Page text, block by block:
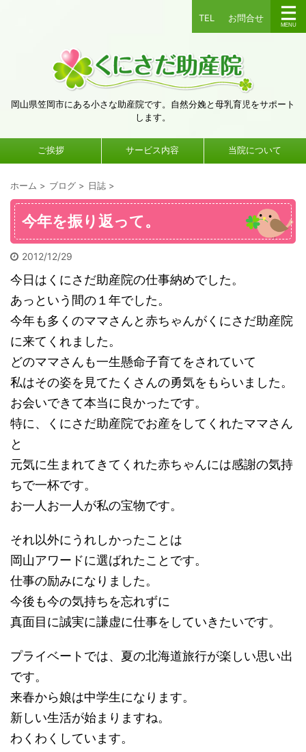
TEL お問合せ
岡山県笠岡市にある小さな助産院です。自然分娩と母乳育児をサポート
します。
ご挨拶 サービス内容 当院について
ホーム > ブログ > 日誌 >
今年を振り返って。
2012/12/29
今日はくにさだ助産院の仕事納めでした。
あっという間の１年でした。
今年も多くのママさんと赤ちゃんがくにさだ助産院
に来てくれました。
どのママさんも一生懸命子育てをされていて
私はその姿を見てたくさんの勇気をもらいました。
お会いできて本当に良かったです。
特に、くにさだ助産院でお産をしてくれたママさん
と
元気に生まれてきてくれた赤ちゃんには感謝の気持
ちで一杯です。
お一人お一人が私の宝物です。
それ以外にうれしかったことは
岡山アワードに選ばれたことです。
仕事の励みになりました。
今後も今の気持ちを忘れずに
真面目に誠実に謙虚に仕事をしていきたいです。
プライベートでは、夏の北海道旅行が楽しい思い出
です。
来春から娘は中学生になります。
新しい生活が始まりますね。
わくわくしています。